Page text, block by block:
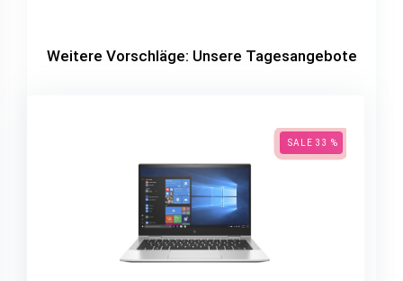
Weitere Vorschläge: Unsere Tagesangebote
SALE 33 %